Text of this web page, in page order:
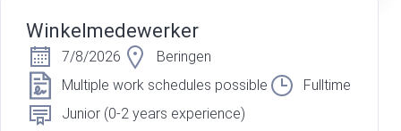
Winkelmedewerker
7/8/2026
Beringen
Multiple work schedules possible
Fulltime
Junior (0-2 years experience)